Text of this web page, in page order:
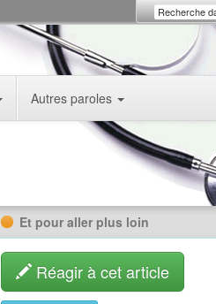
Autres paroles
Et pour aller plus loin
Réagir à cet article